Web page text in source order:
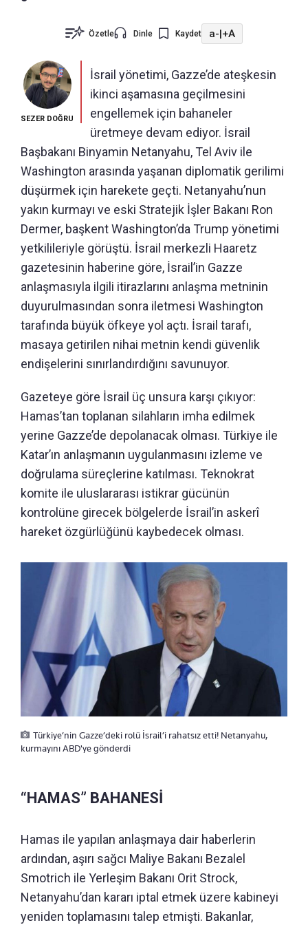
Özetle Dinle Kaydet a-|+A
SEZER DOĞRU
İsrail yönetimi, Gazze’de ateşkesin
ikinci aşamasına geçilmesini
engellemek için bahaneler
üretmeye devam ediyor. İsrail
Başbakanı Binyamin Netanyahu, Tel Aviv ile
Washington arasında yaşanan diplomatik gerilimi
düşürmek için harekete geçti. Netanyahu’nun
yakın kurmayı ve eski Stratejik İşler Bakanı Ron
Dermer, başkent Washington’da Trump yönetimi
yetkilileriyle görüştü. İsrail merkezli Haaretz
gazetesinin haberine göre, İsrail’in Gazze
anlaşmasıyla ilgili itirazlarını anlaşma metninin
duyurulmasından sonra iletmesi Washington
tarafında büyük öfkeye yol açtı. İsrail tarafı,
masaya getirilen nihai metnin kendi güvenlik
endişelerini sınırlandırdığını savunuyor.
Gazeteye göre İsrail üç unsura karşı çıkıyor:
Hamas’tan toplanan silahların imha edilmek
yerine Gazze’de depolanacak olması. Türkiye ile
Katar’ın anlaşmanın uygulanmasını izleme ve
doğrulama süreçlerine katılması. Teknokrat
komite ile uluslararası istikrar gücünün
kontrolüne girecek bölgelerde İsrail’in askerî
hareket özgürlüğünü kaybedecek olması.
Türkiye’nin Gazze’deki rolü İsrail’i rahatsız etti! Netanyahu,
kurmayını ABD'ye gönderdi
“HAMAS” BAHANESİ
Hamas ile yapılan anlaşmaya dair haberlerin
ardından, aşırı sağcı Maliye Bakanı Bezalel
Smotrich ile Yerleşim Bakanı Orit Strock,
Netanyahu’dan kararı iptal etmek üzere kabineyi
yeniden toplamasını talep etmişti. Bakanlar,